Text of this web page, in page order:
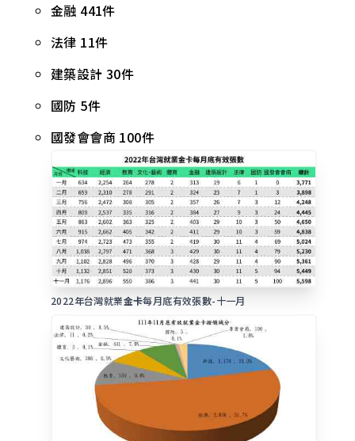
金融 441件
法律 11件
建築設計 30件
國防 5件
國發會會商 100件
2022年台灣就業金卡每月底有效張數-十一月